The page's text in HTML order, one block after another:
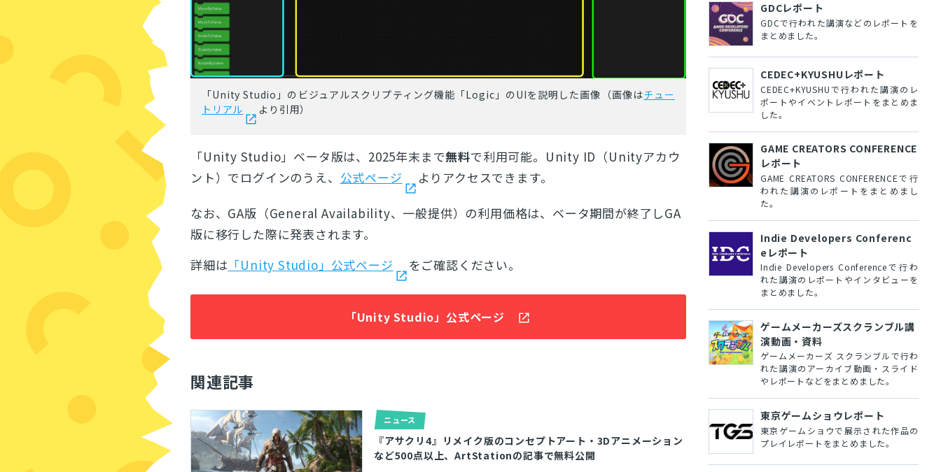
「Unity Studio」のビジュアルスクリプティング機能「Logic」のUIを説明した画像（画像はチュー
トリアル
より引用）
「Unity Studio」ベータ版は、2025年末まで無料で利用可能。Unity ID（Unityアカウ
ント）でログインのうえ、 公式ページ よりアクセスできます。
なお、GA版（General Availability、一般提供）の利用価格は、ベータ期間が終了しGA
版に移行した際に発表されます。
詳細は 「Unity Studio」公式ページ をご確認ください。
「Unity Studio」公式ページ
関連記事
ニュース
『アサクリ4』リメイク版のコンセプトアート・3Dアニメーション
など500点以上、ArtStationの記事で無料公開
GDCレポート
GDCで行われた講演などのレポートを
まとめました。
CEDEC+KYUSHUレポート
CEDEC+KYUSHUで行われた講演のレ
ポートやイベントレポートをまとめま
した。
GAME CREATORS CONFERENCE
レポート
GAME CREATORS CONFERENCEで行
われた講演のレポートをまとめまし
た。
Indie Developers Conferenc
eレポート
Indie Developers Conferenceで行わ
れた講演のレポートやインタビューを
まとめました。
ゲームメーカーズスクランブル講
演動画・資料
ゲームメーカーズ スクランブルで行わ
れた講演のアーカイブ動画・スライド
やレポートなどをまとめました。
東京ゲームショウレポート
東京ゲームショウで展示された作品の
プレイレポートをまとめました。